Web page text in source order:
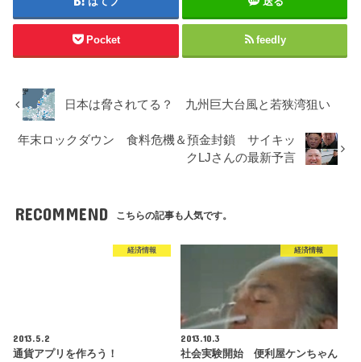
Pocket feedly
日本は脅されてる？ 九州巨大台風と若狭湾狙い
年末ロックダウン 食料危機＆預金封鎖 サイキッ
クLJさんの最新予言
RECOMMEND こちらの記事も人気です。
経済情報
2013.5.2
通貨アプリを作ろう！
経済情報
2013.10.3
社会実験開始 便利屋ケンちゃん